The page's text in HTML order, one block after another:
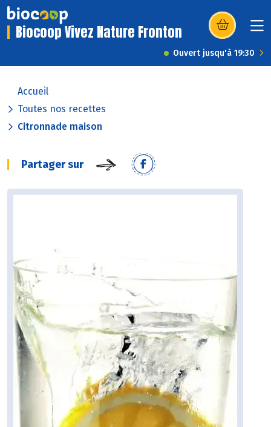
Biocoop Vivez Nature Fronton (s’ouvre dans
Ouvert jusqu'à 19:30
Accueil
Toutes nos recettes
Citronnade maison
Partager sur